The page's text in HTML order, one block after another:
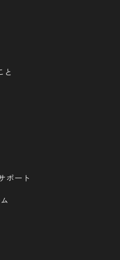
と
ポート